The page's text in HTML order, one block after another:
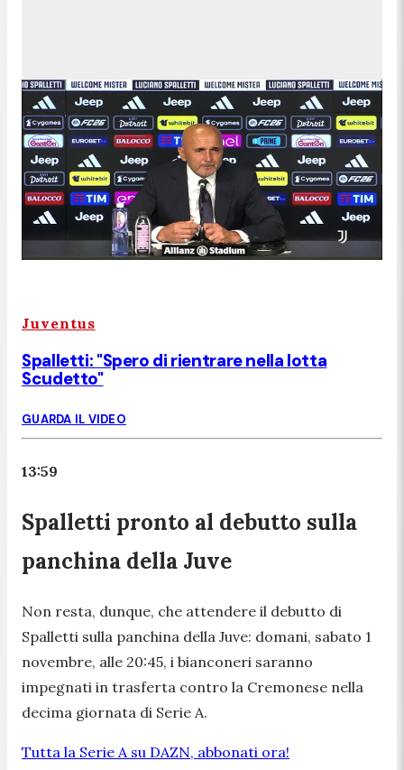
Juventus
Spalletti: "Spero di rientrare nella lotta
Scudetto"
GUARDA IL VIDEO
13:59
Spalletti pronto al debutto sulla
panchina della Juve
Non resta, dunque, che attendere il debutto di
Spalletti sulla panchina della Juve: domani, sabato 1
novembre, alle 20:45, i bianconeri saranno
impegnati in trasferta contro la Cremonese nella
decima giornata di Serie A.
Tutta la Serie A su DAZN, abbonati ora!